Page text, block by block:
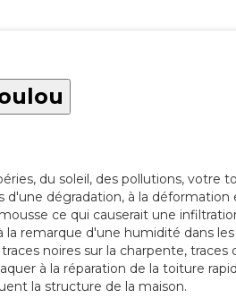
du soleil, des pollutions, votre
d'une dégradation, à la déformation
ce qui causerait une
la remarque d'une humidité dans
noires sur la charpente, traces
à la réparation de la toiture
la structure de la maison.